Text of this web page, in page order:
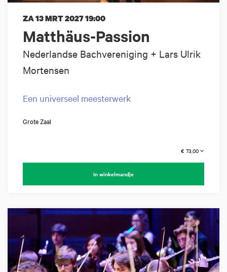
Matthäus-Passion
Nederlandse Bachvereniging + Lars Ulrik
Mortensen
ZA 13 MRT 202719:00
Een universeel meesterwerk
Grote Zaal
€ 73,00
In winkelmandje